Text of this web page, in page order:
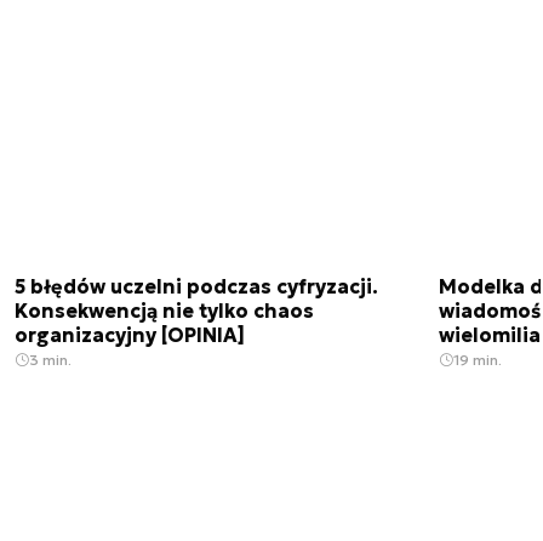
5 błędów uczelni podczas cyfryzacji.
Konsekwencją nie tylko chaos
organizacyjny [OPINIA]
3 min.
Modelka
19 min.